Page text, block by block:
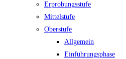
Erprobungsstufe
Mittelstufe
Oberstufe
Allgemein
Einführungsphase